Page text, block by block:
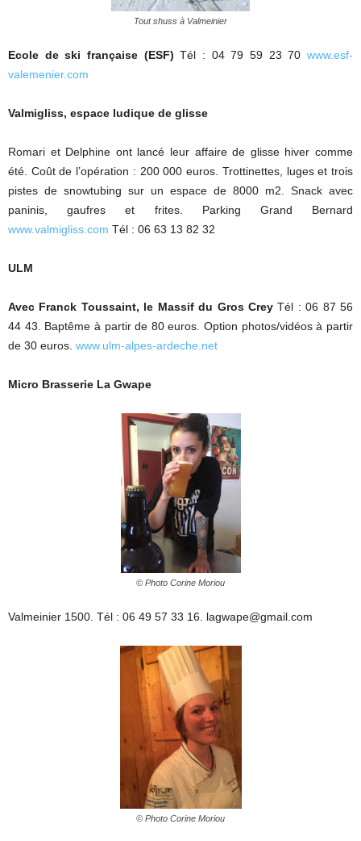
Tout shuss à Valmeinier
Ecole de ski française (ESF)Tél : 04 79 59 23 70www.esf-
valemenier.com
Valmigliss, espace ludique de glisse
Romari et Delphine ont lancé leur affaire de glisse hiver comme
été. Coût de l’opération : 200 000 euros. Trottinettes, luges et trois
pistes de snowtubing sur un espace de 8000 m2. Snack avec
paninis, gaufres et frites. Parking Grand Bernard
www.valmigliss.com Tél : 06 63 13 82 32
ULM
Avec Franck Toussaint, le Massif du Gros CreyTél : 06 87 56
44 43. Baptême à partir de 80 euros. Option photos/vidéos à partir
de 30 euros. www.ulm-alpes-ardeche.net
Micro Brasserie La Gwape
© Photo Corine Moriou
Valmeinier 1500. Tél : 06 49 57 33 16. lagwape@gmail.com
© Photo Corine Moriou